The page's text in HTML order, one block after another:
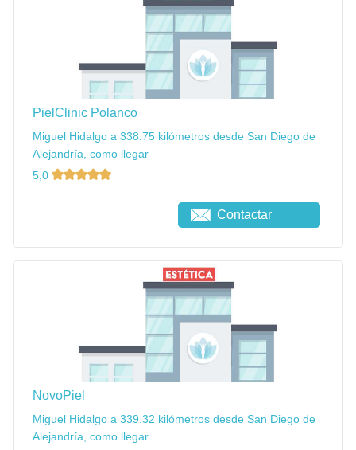
PielClinic Polanco
Miguel Hidalgo a 338.75 kilómetros desde San Diego de
Alejandría, como llegar
5,0
Contactar
NovoPiel
Miguel Hidalgo a 339.32 kilómetros desde San Diego de
Alejandría, como llegar